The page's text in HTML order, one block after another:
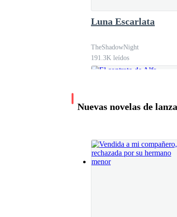
Luna Escarlata
TheShadowNight
191.3K leídos
Nuevas novelas de